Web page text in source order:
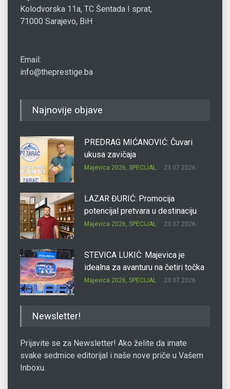
Kolodvorska 11a, TC Šentada I sprat,
71000 Sarajevo, BiH
Email:
info@theprestige.ba
Najnovije objave
PREDRAG MIĆANOVIĆ: Čuvari
ukusa zavičaja
Majevica 2026, SPECIJAL 23.07.2026.
LAZAR ĐURIĆ: Promocija
potencijal pretvara u destinaciju
Majevica 2026, SPECIJAL 23.07.2026.
STEVICA LUKIĆ: Majevica je
idealna za avanturu na četiri točka
Majevica 2026, SPECIJAL 23.07.2026.
Newsletter!
Prijavite se za Newsletter! Ako želite da imate
svake sedmice editorijal i naše nove priče u Vašem
Inboxu.